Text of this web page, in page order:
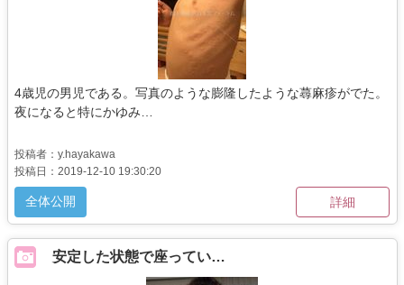
4歳児の男児である。写真のような膨隆したような蕁麻疹がでた。
夜になると特にかゆみ…
投稿者：y.hayakawa
投稿日：2019-12-10 19:30:20
詳細
全体公開
安定した状態で座ってい…